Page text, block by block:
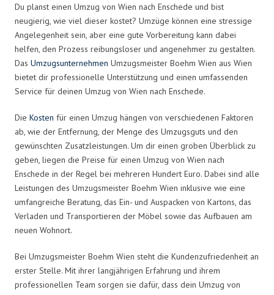
Du planst einen Umzug von Wien nach Enschede und bist
neugierig, wie viel dieser kostet? Umzüge können eine stressige
Angelegenheit sein, aber eine gute Vorbereitung kann dabei
helfen, den Prozess reibungsloser und angenehmer zu gestalten.
Das Umzugsunternehmen Umzugsmeister Boehm Wien aus Wien
bietet dir professionelle Unterstützung und einen umfassenden
Service für deinen Umzug von Wien nach Enschede.
Die Kosten für einen Umzug hängen von verschiedenen Faktoren
ab, wie der Entfernung, der Menge des Umzugsguts und den
gewünschten Zusatzleistungen. Um dir einen groben Überblick zu
geben, liegen die Preise für einen Umzug von Wien nach
Enschede in der Regel bei mehreren Hundert Euro. Dabei sind alle
Leistungen des Umzugsmeister Boehm Wien inklusive wie eine
umfangreiche Beratung, das Ein- und Auspacken von Kartons, das
Verladen und Transportieren der Möbel sowie das Aufbauen am
neuen Wohnort.
Bei Umzugsmeister Boehm Wien steht die Kundenzufriedenheit an
erster Stelle. Mit ihrer langjährigen Erfahrung und ihrem
professionellen Team sorgen sie dafür, dass dein Umzug von